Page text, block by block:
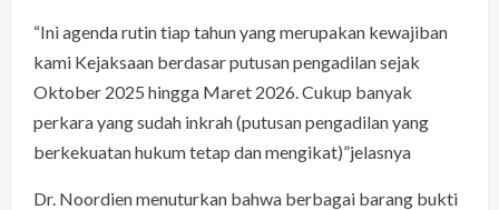
“Ini agenda rutin tiap tahun yang merupakan kewajiban
kami Kejaksaan berdasar putusan pengadilan sejak
Oktober 2025 hingga Maret 2026. Cukup banyak
perkara yang sudah inkrah (putusan pengadilan yang
berkekuatan hukum tetap dan mengikat)”jelasnya
Dr. Noordien menuturkan bahwa berbagai barang bukti